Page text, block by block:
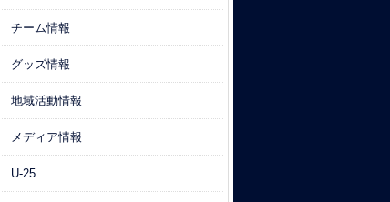
チーム情報
グッズ情報
地域活動情報
メディア情報
U-25